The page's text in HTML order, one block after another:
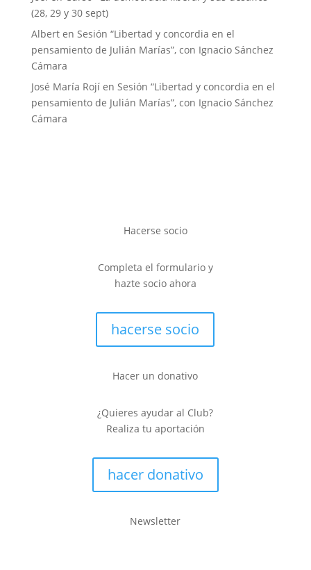
(28, 29 y 30 sept)
Alberten Sesión “Libertad y concordia en el
pensamiento de Julián Marías”, con Ignacio Sánchez
Cámara
José María Rojíen Sesión “Libertad y concordia en el
pensamiento de Julián Marías”, con Ignacio Sánchez
Cámara
Hacerse socio
Completa el formulario y
hazte socio ahora
hacerse socio
Hacer un donativo
¿Quieres ayudar al Club?
Realiza tu aportación
hacer donativo
Newsletter